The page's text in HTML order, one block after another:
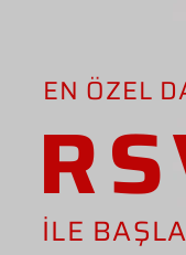
EN ÖZEL
İLE